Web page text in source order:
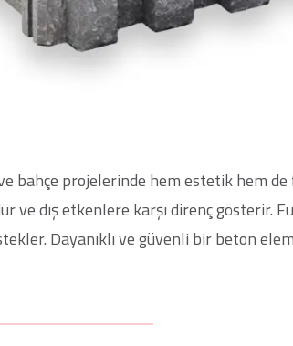
bahçe projelerinde hem estetik hem
ve dış etkenlere karşı direnç gösterir.
Dayanıklı ve güvenli bir beton